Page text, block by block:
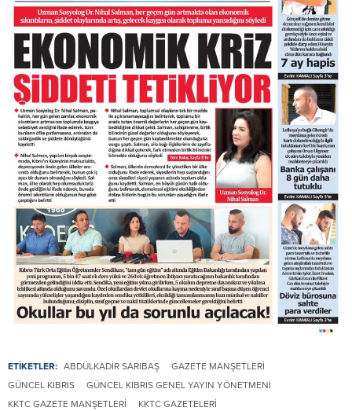
ETİKETLER: ABDÜLKADIR SARIBAŞ
GAZETE MANŞETLERI
GÜNCEL KIBRIS
GÜNCEL KIBRIS GENEL YAYIN YÖNETMENI
KKTC GAZETE MANŞETLERI
KKTC GAZETELERI